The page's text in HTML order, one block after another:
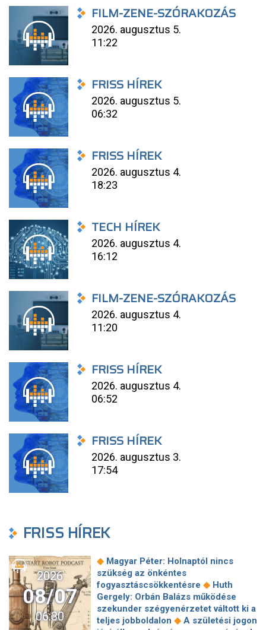
FILM-ZENE-SZÓRAKOZÁS
2026. augusztus 5.
11:22
FRISS HÍREK
2026. augusztus 5.
06:32
FRISS HÍREK
2026. augusztus 4.
18:23
TECH HÍREK
2026. augusztus 4.
16:12
FILM-ZENE-SZÓRAKOZÁS
2026. augusztus 4.
11:20
FRISS HÍREK
2026. augusztus 4.
06:52
FRISS HÍREK
2026. augusztus 3.
17:54
FRISS HÍREK
2026
08/07
06:30
◆ Magyar Péter: Holnaptól nincs
szükség az önkéntes
fogyasztáscsökkentésre ◆ Huth
Gergely: Orbán Balázs működése
szekunder szégyenérzetet váltott ki a
teljes jobboldalon ◆ A születési jogon